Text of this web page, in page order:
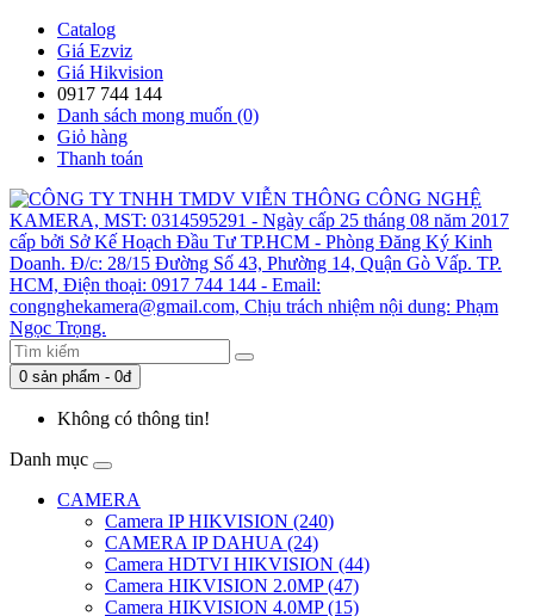
Catalog
Giá Ezviz
Giá Hikvision
0917 744 144
Danh sách mong muốn (0)
Giỏ hàng
Thanh toán
0 sản phẩm - 0đ
Không có thông tin!
Danh mục
CAMERA
Camera IP HIKVISION (240)
CAMERA IP DAHUA (24)
Camera HDTVI HIKVISION (44)
Camera HIKVISION 2.0MP (47)
Camera HIKVISION 4.0MP (15)